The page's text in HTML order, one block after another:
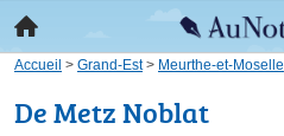
Accueil > Grand-Est> Meurthe-et-Moselle
De Metz Noblat